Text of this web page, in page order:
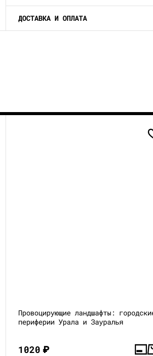
ДОСТАВКА И ОПЛАТА
Провоцирующие ландшафты:
периферии Урала и Зауралья
1020₽